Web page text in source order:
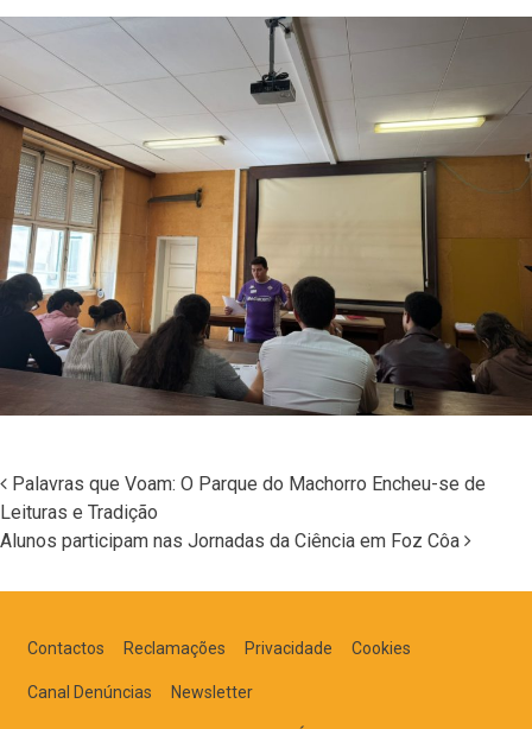
Navegação nos Posts
Palavras que Voam: O Parque do Machorro Encheu-se de
Leituras e Tradição
Alunos participam nas Jornadas da Ciência em Foz Côa
Contactos Reclamações Privacidade Cookies
Canal Denúncias Newsletter